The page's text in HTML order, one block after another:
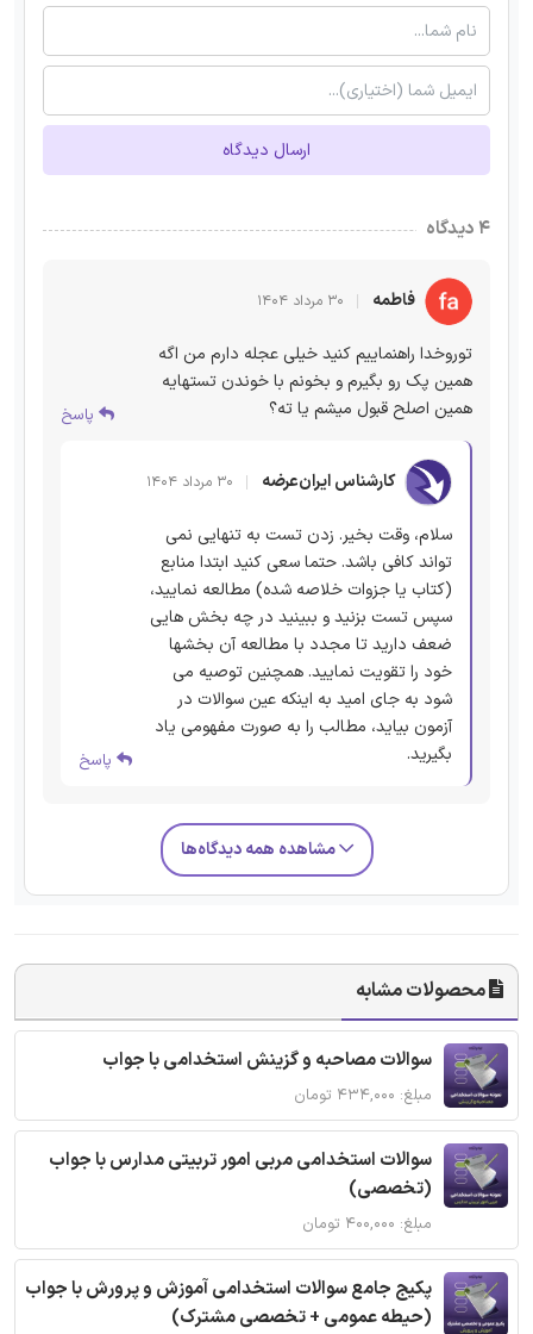
ارسال دیدگاه
۴ دیدگاه
فاطمه ۳۰ مرداد ۱۴۰۴
توروخدا راهنماییم کنید خیلی عجله دارم من اگه
همین پک رو بگیرم و بخونم با خوندن تستهایه
همین اصلح قبول میشم یا ته؟
پاسخ
کارشناس ایران‌عرضه ۳۰ مرداد ۱۴۰۴
سلام، وقت بخیر. زدن تست به تنهایی نمی
تواند کافی باشد. حتما سعی کنید ابتدا منابع
(کتاب یا جزوات خلاصه شده) مطالعه نمایید،
سپس تست بزنید و ببینید در چه بخش هایی
ضعف دارید تا مجدد با مطالعه آن بخشها
خود را تقویت نمایید. همچنین توصیه می
شود به جای امید به اینکه عین سوالات در
آزمون بیاید، مطالب را به صورت مفهومی یاد
بگیرید.
پاسخ
مشاهده همه دیدگاه‌ها
محصولات مشابه
سوالات مصاحبه و گزینش استخدامی با جواب
مبلغ: ۴۳۴,۰۰۰ تومان
سوالات استخدامی مربی امور تربیتی مدارس با جواب
(تخصصی)
مبلغ: ۴۰۰,۰۰۰ تومان
پکیج جامع سوالات استخدامی آموزش و پرورش با جواب
(حیطه عمومی + تخصصی مشترک)